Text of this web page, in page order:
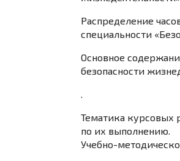
Распределение
специальности
Основное
безопасности
.
Тематика курсовых
по их выполнению.
Учебно-